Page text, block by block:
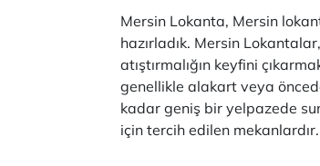
Mersin Lokanta, Mersin
hazırladık. Mersin
atıştırmalığın keyfini
genellikle alakart veya
kadar geniş bir yelpazede
için tercih edilen mekanlardır.